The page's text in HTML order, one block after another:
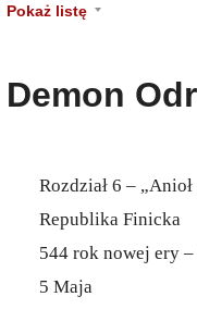
Pokaż listę
Demon
Rozdział 6 –
Republika Finicka
544 rok nowej ery
5 Maja